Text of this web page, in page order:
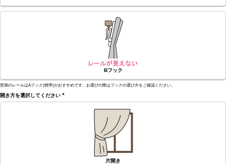
Bフック
窓側のレールはAフック(標準)がおすすめです。お選びの際はフックの選び方をご確認ください。
開き方を選択してください
(必
片開き